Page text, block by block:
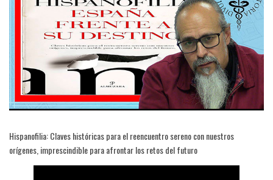
Hispanofilia: Claves históricas para el reencuentro sereno con nuestros
orígenes, imprescindible para afrontar los retos del futuro